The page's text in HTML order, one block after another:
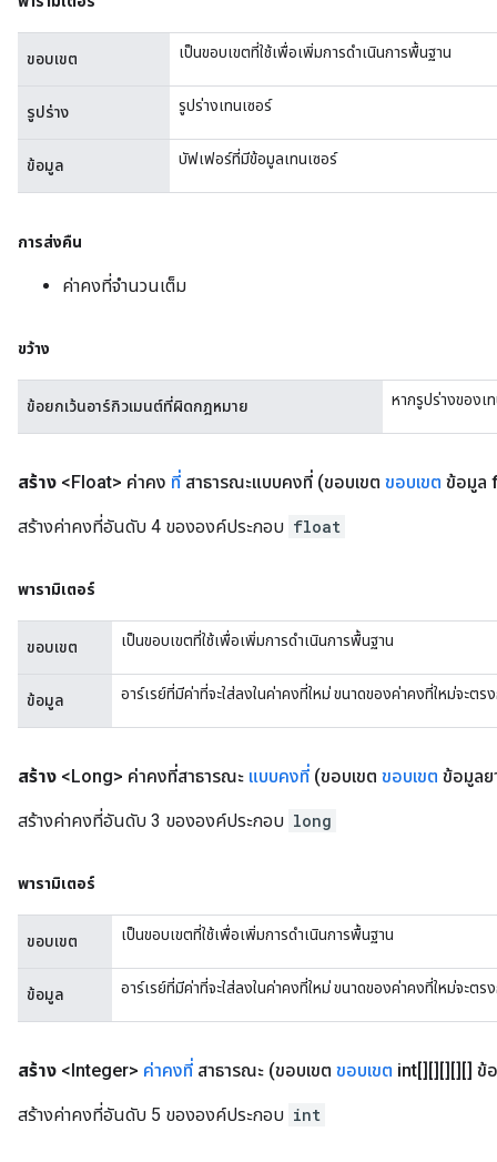
ขอบเขต เป็นขอบเขตที่ใช้เพื่อเพิ่มการดำเนินการพื้นฐาน
รูปร่าง รูปร่างเทนเซอร์
ข้อมูล บัฟเฟอร์ที่มีข้อมูลเทนเซอร์
การส่งคืน
ค่าคงที่จำนวนเต็ม
ขว้าง
ข้อยกเว้นอาร์กิวเมนต์ที่ผิดกฎหมาย หากรูปร่างของเ
สร้าง <Float> ค่าคง ที่ สาธารณะแบบคงที่ (ขอบเขต ขอบเขต ข้อมูล
สร้างค่าคงที่อันดับ 4 ขององค์ประกอบ float
พารามิเตอร์
ขอบเขต เป็นขอบเขตที่ใช้เพื่อเพิ่มการดำเนินการพื้นฐาน
ข้อมูล อาร์เรย์ที่มีค่าที่จะใส่ลงในค่าคงที่ใหม่ ขนาดของค่าคงที่ใหม่จะตร
สร้าง <Long> ค่าคงที่สาธารณะ แบบคงที่ (ขอบเขต ขอบเขต ข้อมูลย
สร้างค่าคงที่อันดับ 3 ขององค์ประกอบ long
พารามิเตอร์
ขอบเขต เป็นขอบเขตที่ใช้เพื่อเพิ่มการดำเนินการพื้นฐาน
ข้อมูล อาร์เรย์ที่มีค่าที่จะใส่ลงในค่าคงที่ใหม่ ขนาดของค่าคงที่ใหม่จะตร
สร้าง <Integer> ค่าคงที่ สาธารณะ (ขอบเขต ขอบเขต int[][][][][] ข้
สร้างค่าคงที่อันดับ 5 ขององค์ประกอบ int